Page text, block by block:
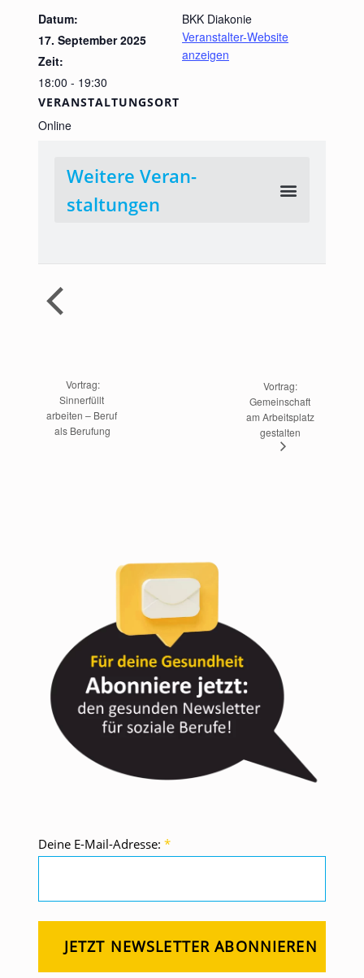
Datum:
17. September 2025
Zeit:
18:00 - 19:30
VERANSTALTUNGSORT
Online
BKK Diakonie
Veranstalter-Website
anzeigen
Weitere Veran­
staltungen
Sinnerfüllt
arbeiten – Beruf
als Berufung
Vortrag:
Gemeinschaft
am Arbeitsplatz
gestalten
Deine E-Mail-Adresse: *